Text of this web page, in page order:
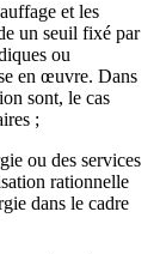
et les
un seuil fixé par
ou
en œuvre. Dans
sont, le cas
;
ou des services
rationnelle
dans le cadre